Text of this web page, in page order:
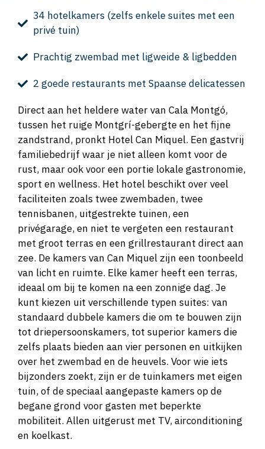
34 hotelkamers (zelfs enkele suites met een
privé tuin)
Prachtig zwembad met ligweide & ligbedden
2 goede restaurants met Spaanse delicatessen
Direct aan het heldere water van Cala Montgó,
tussen het ruige Montgrí-gebergte en het fijne
zandstrand, pronkt Hotel Can Miquel. Een gastvrij
familiebedrijf waar je niet alleen komt voor de
rust, maar ook voor een portie lokale gastronomie,
sport en wellness. Het hotel beschikt over veel
faciliteiten zoals twee zwembaden, twee
tennisbanen, uitgestrekte tuinen, een
privégarage, en niet te vergeten een restaurant
met groot terras en een grillrestaurant direct aan
zee. De kamers van Can Miquel zijn een toonbeeld
van licht en ruimte. Elke kamer heeft een terras,
ideaal om bij te komen na een zonnige dag. Je
kunt kiezen uit verschillende typen suites: van
standaard dubbele kamers die om te bouwen zijn
tot driepersoonskamers, tot superior kamers die
zelfs plaats bieden aan vier personen en uitkijken
over het zwembad en de heuvels. Voor wie iets
bijzonders zoekt, zijn er de tuinkamers met eigen
tuin, of de speciaal aangepaste kamers op de
begane grond voor gasten met beperkte
mobiliteit. Allen uitgerust met TV, airconditioning
en koelkast.